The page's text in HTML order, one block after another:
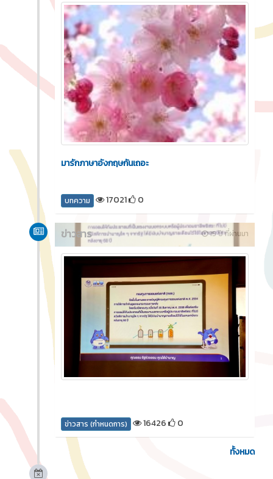
มารักภาษาอังกฤษกันเถอะ
บทความ 17021 0
15 ปี ที่ผ่านมา
ข่าวสาร
ข่าวสาร (กำหนดการ) 16426 0
ทั้งหมด